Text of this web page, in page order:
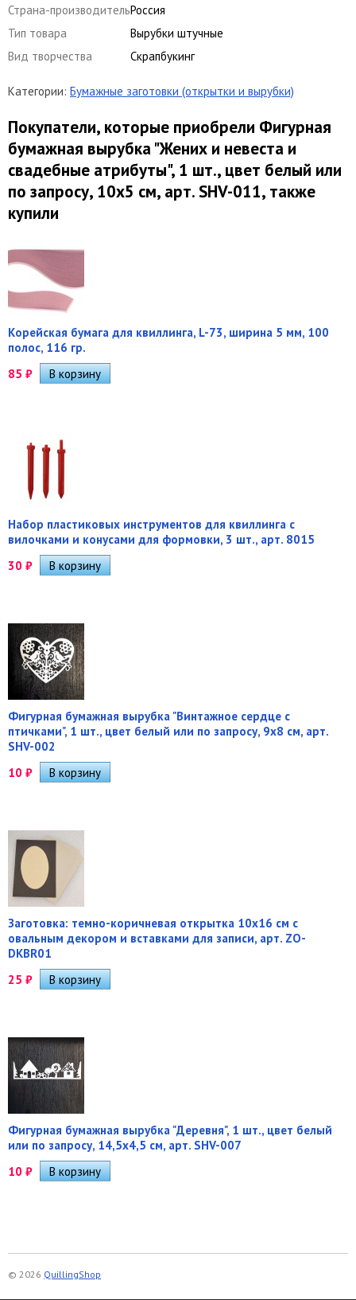
Страна-производительРоссия
Тип товара
Вырубки штучные
Вид творчества
Скрапбукинг
Категории: Бумажные заготовки (открытки и вырубки)
Покупатели, которые приобрели Фигурная
бумажная вырубка "Жених и невеста и
свадебные атрибуты", 1 шт., цвет белый или
по запросу, 10х5 см, арт. SHV-011, также
купили
Корейская бумага для квиллинга, L-73, ширина 5 мм, 100
полос, 116 гр.
85 ₽
Набор пластиковых инструментов для квиллинга с
вилочками и конусами для формовки, 3 шт., арт. 8015
30 ₽
Фигурная бумажная вырубка "Винтажное сердце с
птичками", 1 шт., цвет белый или по запросу, 9х8 см, арт.
SHV-002
10 ₽
Заготовка: темно-коричневая открытка 10х16 см с
овальным декором и вставками для записи, арт. ZO-
DKBR01
25 ₽
Фигурная бумажная вырубка "Деревня", 1 шт., цвет белый
или по запросу, 14,5х4,5 см, арт. SHV-007
10 ₽
© 2026 QuillingShop